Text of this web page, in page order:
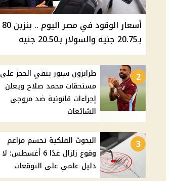
أسعار الوقود في مصر اليوم .. بنزين 80
بـ20.75 جنيه والسولار بـ20.50 جنيه
2
طرابزون سبور ينفي الحجز على
مستحقات محمد صلاح ويعلن
إجراءات قانونية ضد مروجي
الشائعات
3
البحوث الفلكية تحسم مزاعم
وقوع زلزال غدًا 6 أغسطس: لا
دليل علمي على التوقعات